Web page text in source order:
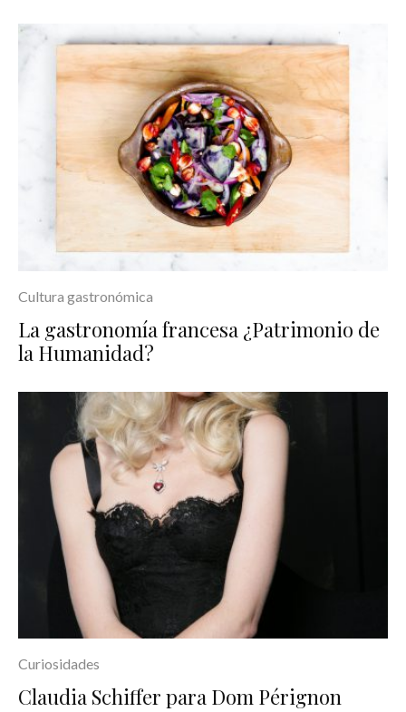
Cultura gastronómica
La gastronomía francesa ¿Patrimonio de
la Humanidad?
Curiosidades
Claudia Schiffer para Dom Pérignon